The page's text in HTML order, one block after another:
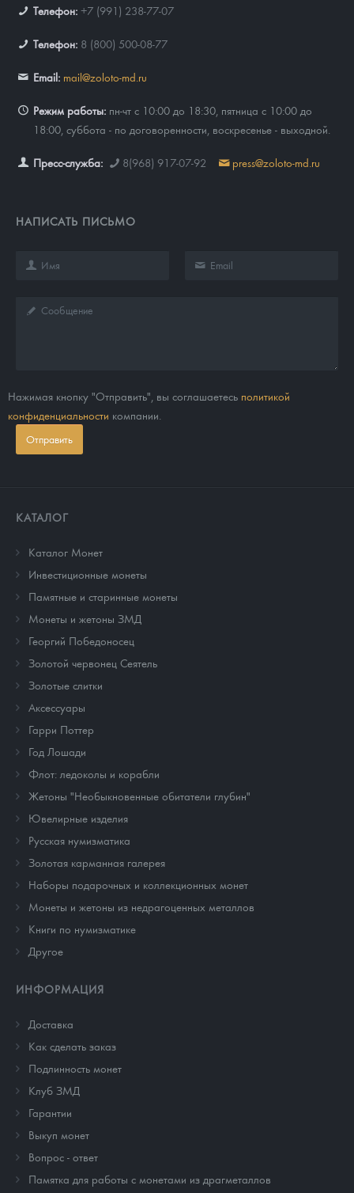
Телефон: +7 (991) 238-77-07
Телефон: 8 (800) 500-08-77
Email: mail@zoloto-md.ru
Режим работы: пн-чт с 10:00 до 18:30, пятница с 10:00 до
18:00, суббота - по договоренности, воскресенье - выходной.
Пресс-служба: 8(968) 917-07-92 press@zoloto-md.ru
НАПИСАТЬ ПИСЬМО
Нажимая кнопку "Отправить", вы соглашаетесь политикой
конфиденциальности компании.
Отправить
КАТАЛОГ
Каталог Монет
Инвестиционные монеты
Памятные и старинные монеты
Монеты и жетоны ЗМД
Георгий Победоносец
Золотой червонец Сеятель
Золотые слитки
Аксессуары
Гарри Поттер
Год Лошади
Флот: ледоколы и корабли
Жетоны "Необыкновенные обитатели глубин"
Ювелирные изделия
Русская нумизматика
Золотая карманная галерея
Наборы подарочных и коллекционных монет
Монеты и жетоны из недрагоценных металлов
Книги по нумизматике
Другое
ИНФОРМАЦИЯ
Доставка
Как сделать заказ
Подлинность монет
Клуб ЗМД
Гарантии
Выкуп монет
Вопрос - ответ
Памятка для работы с монетами из драгметаллов